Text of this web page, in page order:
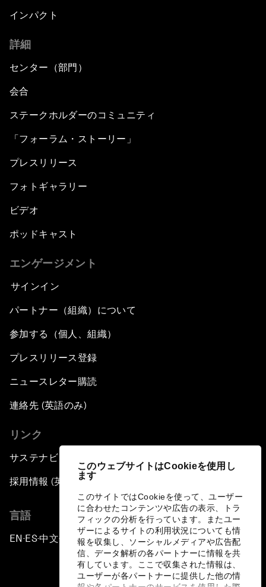
このウェブサイトはCookieを使用し
ます
このサイトではCookieを使って、ユーザー
に合わせたコンテンツや広告の表示、トラ
フィックの分析を行っています。またユー
ザーによるサイトの利用状況についても情
報を収集し、ソーシャルメディアや広告配
信、データ解析の各パートナーに情報を共
有しています。ここで収集された情報は、
ユーザーが各パートナーに提供した他の情
インパクト
詳細
センター（部門）
会合
ステークホルダーのコミュニティ
「フォーラム・ストーリー」
プレスリリース
フォトギャラリー
ビデオ
ポッドキャスト
エンゲージメント
サインイン
パートナー（組織）について
参加する（個人、組織）
プレスリリース登録
ニュースレター購読
連絡先 (英語のみ)
リンク
サステナビリティへの取り組み
採用情報 (英語のみ)
言語
EN ▪ ES▪中文▪ 日本語